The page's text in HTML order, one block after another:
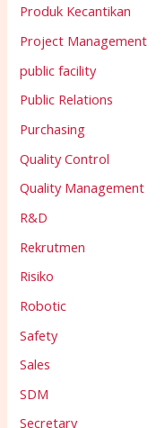
Produk Kecantikan
Project Management
public facility
Public Relations
Purchasing
Quality Control
Quality Management
R&D
Rekrutmen
Risiko
Robotic
Safety
Sales
SDM
Secretary